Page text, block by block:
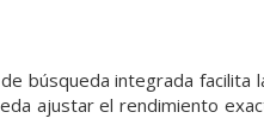
búsqueda integrada facilita
ajustar el rendimiento